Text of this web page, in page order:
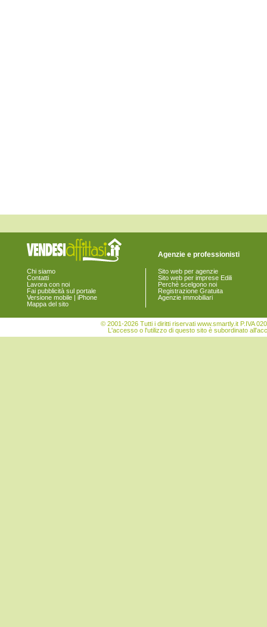
Chi siamo
Contatti
Lavora con noi
Fai pubblicità sul portale
Versione mobile | iPhone
Mappa del sito
Agenzie e professionisti
Sito web per agenzie
Sito web per imprese Edili
Perchè scelgono noi
Registrazione Gratuita
Agenzie immobiliari
© 2001-2026 Tutti i diritti riservati www.smartly.it P.IVA
L'accesso o l'utilizzo di questo sito è subordinato